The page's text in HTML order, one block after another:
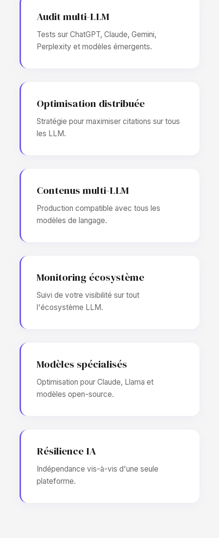
Audit multi-LLM
Tests sur ChatGPT, Claude, Gemini,
Perplexity et modèles émergents.
Optimisation distribuée
Stratégie pour maximiser citations sur tous
les LLM.
Contenus multi-LLM
Production compatible avec tous les
modèles de langage.
Monitoring écosystème
Suivi de votre visibilité sur tout
l'écosystème LLM.
Modèles spécialisés
Optimisation pour Claude, Llama et
modèles open-source.
Résilience IA
Indépendance vis-à-vis d'une seule
plateforme.